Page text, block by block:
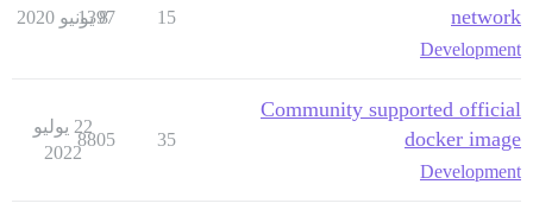
network
Development
15
1397
8 يونيو 2020
Community supported official
docker image
Development
35
8805
22 يوليو
2022